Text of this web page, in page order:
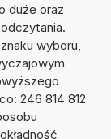
duże oraz
wyboru,
246 814 812